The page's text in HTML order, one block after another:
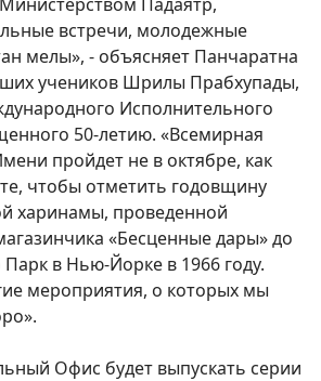
встречи, молодежные
мелы», - объясняет Панчаратна
учеников Шрилы Прабхупады,
Исполнительного
50-летию. «Всемирная
пройдет не в октябре, как
чтобы отметить годовщину
харинамы, проведенной
«Бесценные дары» до
в Нью-Йорке в 1966 году.
мероприятия, о которых мы
Офис будет выпускать серии